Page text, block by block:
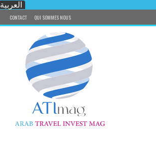
العربية
CONTACT QUI SOMMES NOUS